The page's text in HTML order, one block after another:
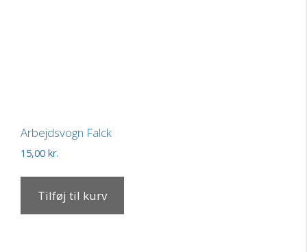
Arbejdsvogn Falck
15,00 kr.
Tilføj til kurv